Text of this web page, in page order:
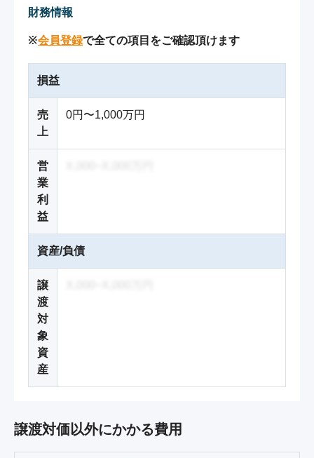
財務情報
※会員登録で全ての項目をご確認頂けます
損益
売
上
0円〜1,000万円
営
業
利
益
資産/負債
譲
渡
対
象
資
産
譲渡対価以外にかかる費用